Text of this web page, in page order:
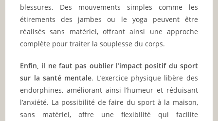
blessures. Des mouvements simples comme les
étirements des jambes ou le yoga peuvent être
réalisés sans matériel, offrant ainsi une approche
complète pour traiter la souplesse du corps.
Enfin, il ne faut pas oublier l’impact positif du sport
sur la santé mentale. L’exercice physique libère des
endorphines, améliorant ainsi l’humeur et réduisant
l’anxiété. La possibilité de faire du sport à la maison,
sans matériel, offre une flexibilité qui facilite